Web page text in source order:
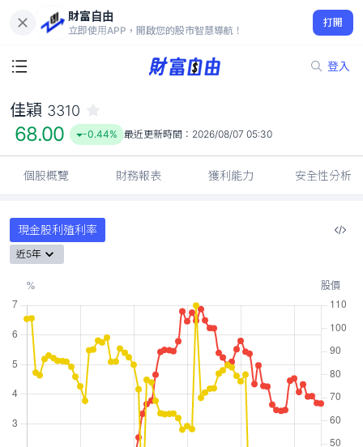
財富自由
立即使用APP，開啟您的股市智慧導航！
打開
登入
68.00
-0.44%
佳穎 3310
68.00 -0.44% 最近更新時間： 2026/08/07 05:30
個股概覽 財務報表 獲利能力 安全性分析
現金股利殖利率
近5年